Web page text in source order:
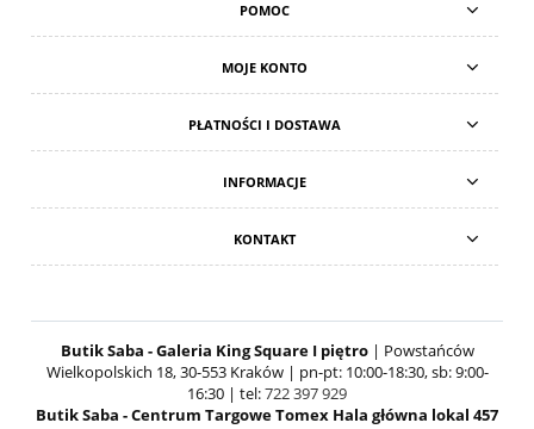
POMOC
MOJE KONTO
PŁATNOŚCI I DOSTAWA
INFORMACJE
KONTAKT
Butik Saba - Galeria King Square I piętro| Powstańców
Wielkopolskich 18, 30-553 Kraków | pn-pt: 10:00-18:30, sb: 9:00-
16:30 | tel:722 397 929
Butik Saba - Centrum Targowe Tomex Hala główna lokal 457